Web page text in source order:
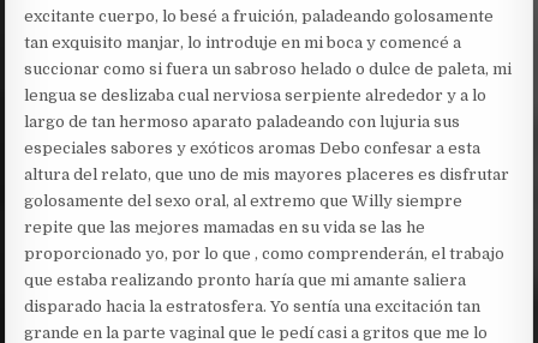
excitante cuerpo, lo besé a fruición, paladeando golosamente
tan exquisito manjar, lo introduje en mi boca y comencé a
succionar como si fuera un sabroso helado o dulce de paleta, mi
lengua se deslizaba cual nerviosa serpiente alrededor y a lo
largo de tan hermoso aparato paladeando con lujuria sus
especiales sabores y exóticos aromas Debo confesar a esta
altura del relato, que uno de mis mayores placeres es disfrutar
golosamente del sexo oral, al extremo que Willy siempre
repite que las mejores mamadas en su vida se las he
proporcionado yo, por lo que , como comprenderán, el trabajo
que estaba realizando pronto haría que mi amante saliera
disparado hacia la estratosfera. Yo sentía una excitación tan
grande en la parte vaginal que le pedí casi a gritos que me lo